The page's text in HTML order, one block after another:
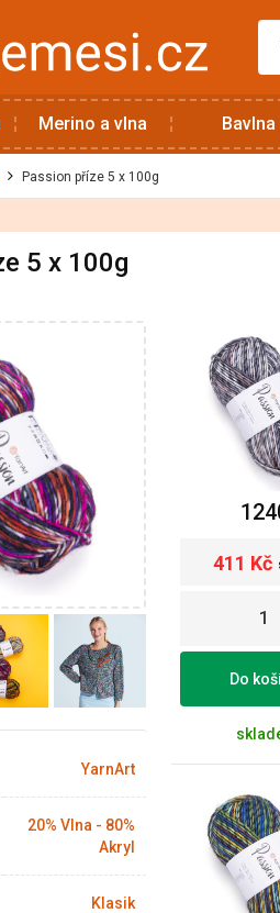
Merino a vlna Bavlna
Passion příze 5 x 100g
5 x 100g
YarnArt
20% Vlna - 80%
Akryl
Klasik
411 Kč
Do